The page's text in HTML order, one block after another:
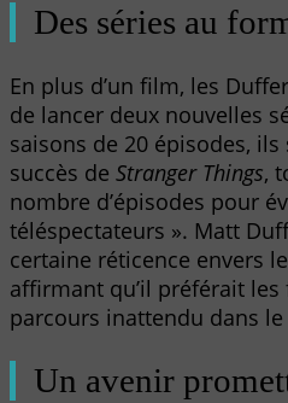
Des séries au
En plus d’un film, les
de lancer deux nouvelles
saisons de 20 épisodes,
succès de Stranger Things,
nombre d’épisodes pour
téléspectateurs ». Matt
certaine réticence envers
affirmant qu’il préférait
parcours inattendu dans
Un avenir